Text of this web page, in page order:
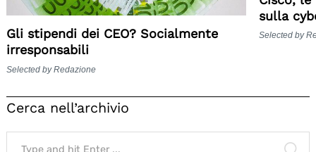
Gli stipendi dei CEO? Socialmente
irresponsabili
Selected by Redazione
sulla
Selected by
Cerca nell’archivio
Search
for: